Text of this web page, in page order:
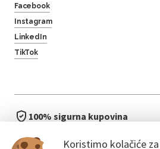
Koristimo kolačiće
Facebook
Instagram
LinkedIn
TikTok
100% sigurna kupovina
bez čekanja u redu